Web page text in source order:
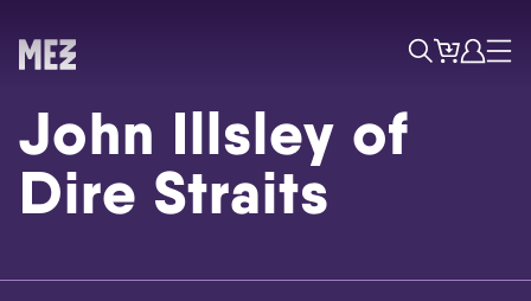
ZoekTicketsAccount
Menu
John Illsley of
Dire Straits